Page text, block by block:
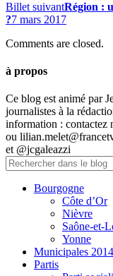
Billet suivantRégion :
?7 mars 2017
Comments are closed.
à propos
Ce blog est animé par
journalistes à la
information : contactez
ou
et @jcgaleazzi
Bourgogne
Côte d’Or
Nièvre
Saône-et-
Yonne
Municipales 2014
Partis